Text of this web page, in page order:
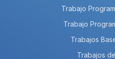
Trabajo
Trabajo
Trabajos
Trabajos